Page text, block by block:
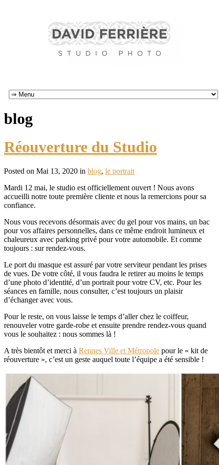
blog
Réouverture du Studio
Posted on Mai 13, 2020 in blog, le portrait
Mardi 12 mai, le studio est officiellement ouvert ! Nous avons
accueilli notre toute première cliente et nous la remercions pour sa
confiance.
Nous vous recevons désormais avec du gel pour vos mains, un bac
pour vos affaires personnelles, dans ce même endroit lumineux et
chaleureux avec parking privé pour votre automobile. Et comme
toujours : sur rendez-vous.
Le port du masque est assuré par votre serviteur pendant les prises
de vues. De votre côté, il vous faudra le retirerau moins le temps
d’une photo d’identité, d’un portrait pour votre CV, etc. Pour les
séances en famille, nous consulter, c’est toujours un plaisir
d’échanger avec vous.
Pour le reste, on vous laisse le temps d’aller chez le coiffeur,
renouveler votre garde-robe et ensuite prendre rendez-vous quand
vous le souhaitez : nous sommes là !
A très bientôt et merci à Rennes Ville et Métropole pour le « kit de
réouverture », c’est un geste auquel toute l’équipe a été sensible !